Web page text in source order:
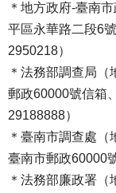
＊地方政府-臺南
平區永華路二段6
2950218）
＊法務部調查局
郵政60000號信箱
29188888）
＊臺南市調查處
臺南市郵政60000
＊法務部廉政署